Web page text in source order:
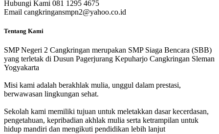
Hubungi Kami 081 1295 4675
Email cangkringansmpn2@yahoo.co.id
Tentang Kami
SMP Negeri 2 Cangkringan merupakan SMP Siaga Bencara (SBB)
yang terletak di Dusun Pagerjurang Kepuharjo Cangkringan Sleman
Yogyakarta
Misi kami adalah berakhlak mulia, unggul dalam prestasi,
berwawasan lingkungan sehat.
Sekolah kami memiliki tujuan untuk meletakkan dasar kecerdasan,
pengetahuan, kepribadian akhlak mulia serta ketrampilan untuk
hidup mandiri dan mengikuti pendidikan lebih lanjut